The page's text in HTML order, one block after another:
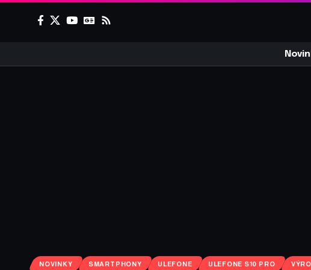
NOVINKY SMARTPHONY ULEFONE ULEFONE S10 PRO